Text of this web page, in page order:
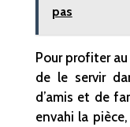
pas
Pour profiter
de le servir
d’amis et de
envahi la